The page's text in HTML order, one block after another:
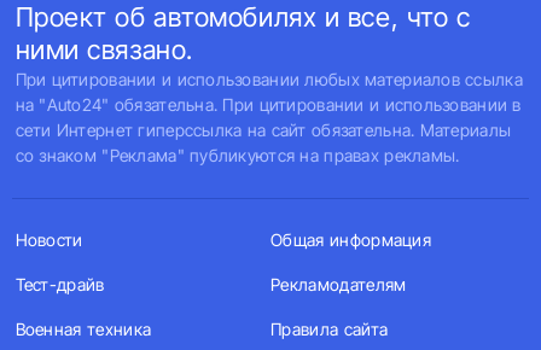
Проект об автомобилях и все, что с
ними связано.
При цитировании и использовании любых материалов ссылка
на "Auto24" обязательна. При цитировании и использовании в
сети Интернет гиперссылка на сайт обязательна. Материалы
со знаком "Реклама" публикуются на правах рекламы.
Новости
Тест-драйв
Военная техника
Общая информация
Рекламодателям
Правила сайта